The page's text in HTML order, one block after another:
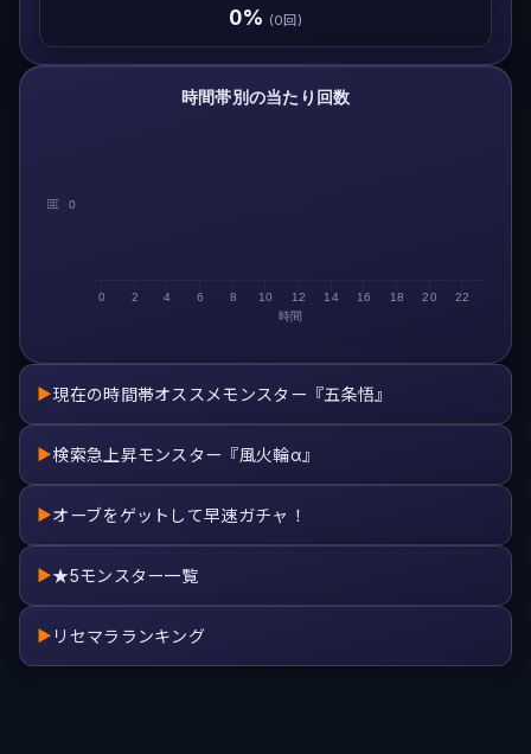
0% (0回)
時間
回
時間帯別の当たり回数
0 2 4 6 8 10 12 14 16 18 20 22
0
▶現在の時間帯オススメモンスター『五条悟』
▶検索急上昇モンスター『風火輪α』
▶オーブをゲットして早速ガチャ！
▶★5モンスター一覧
▶ リセマラランキング